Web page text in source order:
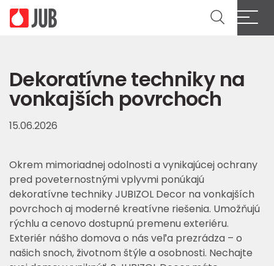
Dekoratívne techniky na
vonkajších povrchoch
15.06.2026
Okrem mimoriadnej odolnosti a vynikajúcej ochrany
pred poveternostnými vplyvmi ponúkajú
dekoratívne techniky JUBIZOL Decor na vonkajších
povrchoch aj moderné kreatívne riešenia. Umožňujú
rýchlu a cenovo dostupnú premenu exteriéru.
Exteriér nášho domova o nás veľa prezrádza – o
našich snoch, životnom štýle a osobnosti. Nechajte